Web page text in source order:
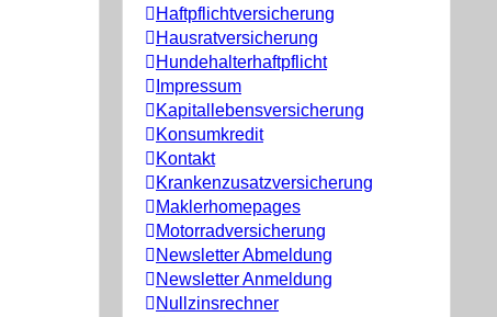
Haftpflichtversicherung
Hausratversicherung
Hundehalterhaftpflicht
Impressum
Kapitallebensversicherung
Konsumkredit
Kontakt
Krankenzusatzversicherung
Maklerhomepages
Motorradversicherung
Newsletter Abmeldung
Newsletter Anmeldung
Nullzinsrechner